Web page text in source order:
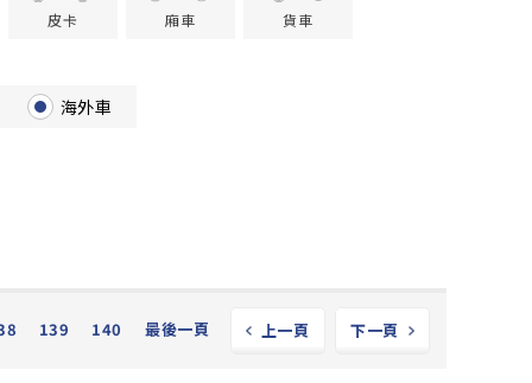
皮卡 廂車 貨車
海外車
139 140 最後一頁 上一頁 下一頁